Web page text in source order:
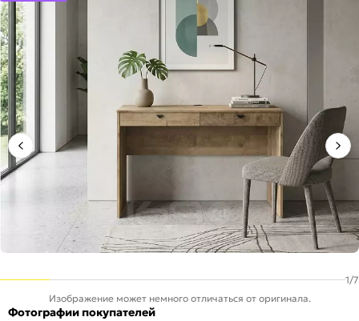
1/7
Изображение может немного отличаться от оригинала.
Фотографии покупателей